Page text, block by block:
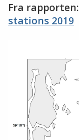
Fra rapporten:
stations 2019